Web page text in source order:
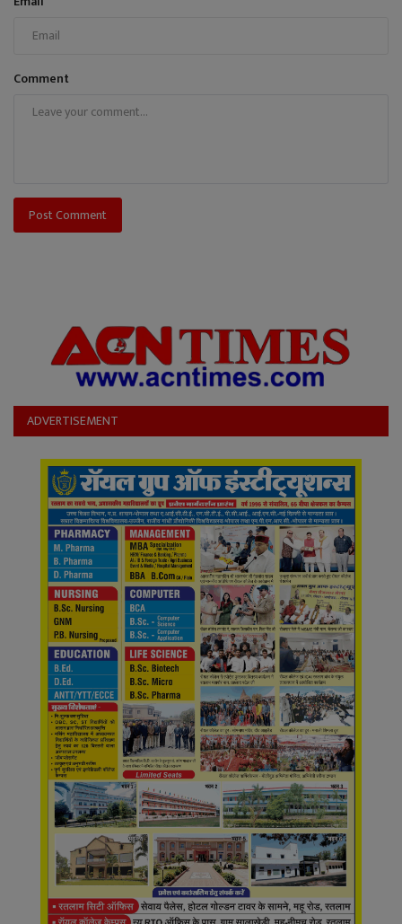
Comment
Post Comment
ADVERTISEMENT